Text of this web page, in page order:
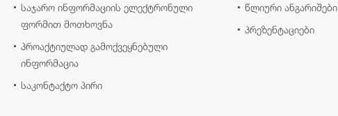
საჯარო ინფორმაციის ელექტრონული
ფორმით მოთხოვნა
პროაქტიულად გამოქვეყნებული
ინფორმაცია
საკონტაქტო პირი
წლიური ანგარიშები
პრეზენტაციები